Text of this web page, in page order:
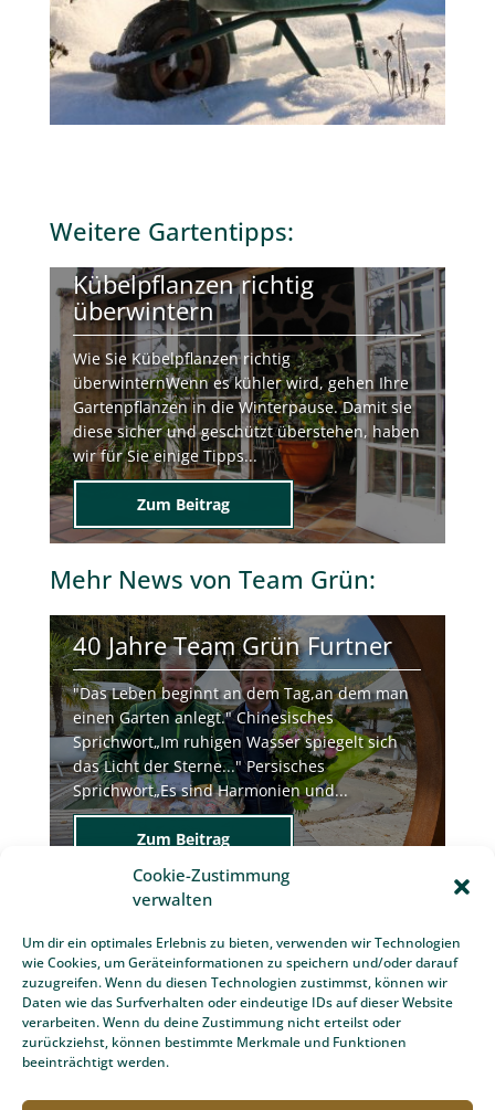
Cookie-Zustimmung
verwalten
Um dir ein optimales Erlebnis zu bieten, verwenden wir Technologien
wie Cookies, um Geräteinformationen zu speichern und/oder darauf
zuzugreifen. Wenn du diesen Technologien zustimmst, können wir
Daten wie das Surfverhalten oder eindeutige IDs auf dieser Website
verarbeiten. Wenn du deine Zustimmung nicht erteilst oder
zurückziehst, können bestimmte Merkmale und Funktionen
beeinträchtigt werden.
Weitere Gartentipps:
Kübelpflanzen richtig
überwintern
Wie Sie Kübelpflanzen richtig
überwinternWenn es kühler wird, gehen Ihre
Gartenpflanzen in die Winterpause. Damit sie
diese sicher und geschützt überstehen, haben
wir für Sie einige Tipps...
Zum Beitrag
Mehr News von Team Grün:
40 Jahre Team Grün Furtner
"Das Leben beginnt an dem Tag,an dem man
einen Garten anlegt." Chinesisches
Sprichwort„Im ruhigen Wasser spiegelt sich
das Licht der Sterne..." Persisches
Sprichwort„Es sind Harmonien und...
Zum Beitrag